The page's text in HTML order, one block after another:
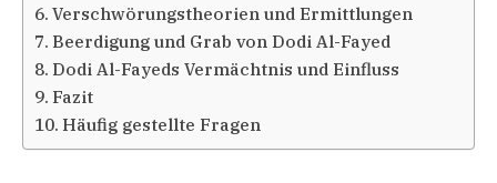
Verschwörungstheorien und Ermittlungen
Beerdigung und Grab von Dodi Al-Fayed
Dodi Al-Fayeds Vermächtnis und Einfluss
Fazit
Häufig gestellte Fragen